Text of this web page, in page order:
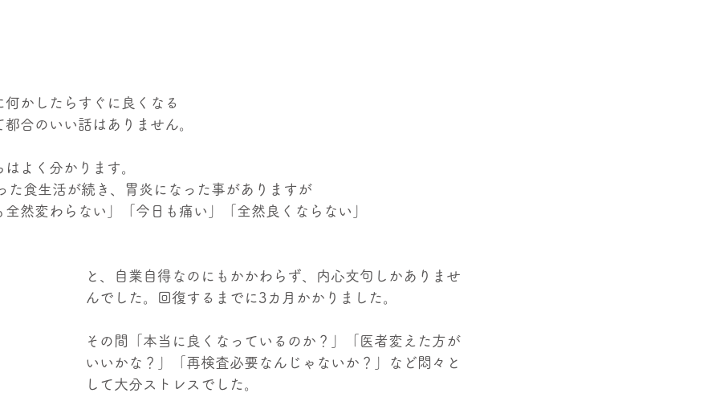
何かしたらすぐに良くなる
合のいい話はありません。
よく分かります。
た食生活が続き、胃炎になった事がありますが
全然変わらない」「今日も痛い」「全然良くならない」
と、自業自得なのにもかかわらず、内心文句しかありませ
んでした。回復するまでに3カ月かかりました。
その間「本当に良くなっているのか？」「医者変えた方が
いいかな？」「再検査必要なんじゃないか？」など悶々と
して大分ストレスでした。